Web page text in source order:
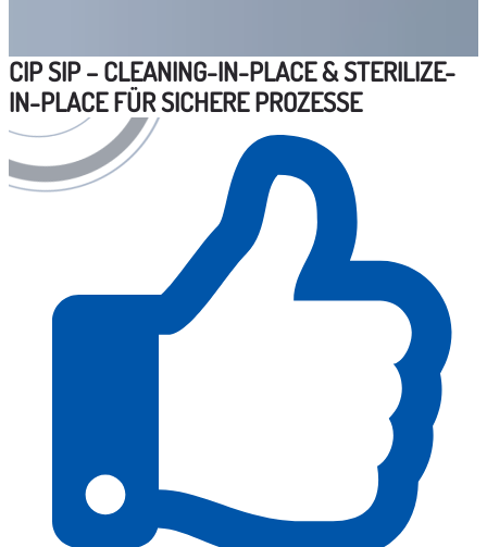
CIP SIP – CLEANING-IN-PLACE & STERILIZE-
IN-PLACE FÜR SICHERE PROZESSE